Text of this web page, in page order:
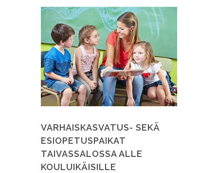
VARHAISKASVATUS- SEKÄ
ESIOPETUSPAIKAT
TAIVASSALOSSA ALLE
KOULUIKÄISILLE